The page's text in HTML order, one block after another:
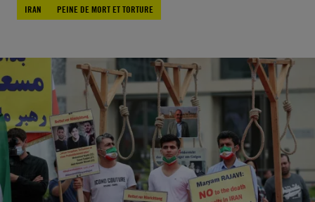
IRAN
PEINE DE MORT ET TORTURE